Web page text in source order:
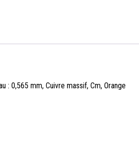
: 0,565 mm, Cuivre massif, Cm, Orange